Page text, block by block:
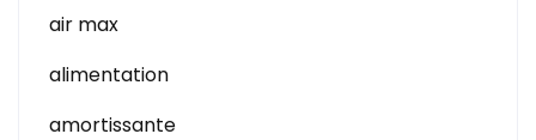
air max
alimentation
amortissante